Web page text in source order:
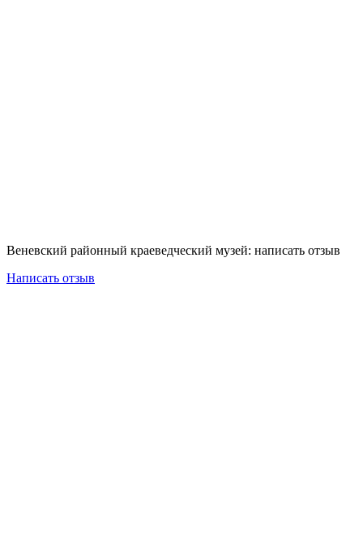
Веневский районный краеведческий музей: написать отзыв
Написать отзыв